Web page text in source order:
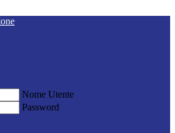
Nome Utente
Password